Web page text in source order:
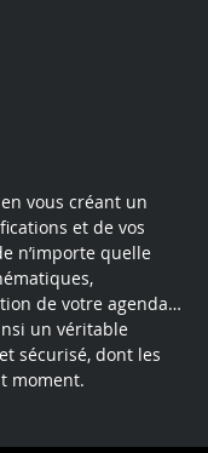
vous créant un
et de vos
n’importe quelle
de votre agenda…
un véritable
sécurisé, dont les
moment.